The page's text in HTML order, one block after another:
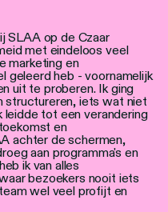
SLAA op de Czaar
met eindeloos veel
marketing en
geleerd heb - voornamelijk
uit te proberen. Ik ging
structureren, iets wat niet
tot een verandering
en
achter de schermen,
aan programma's en
ik van alles
bezoekers nooit iets
wel veel profijt en